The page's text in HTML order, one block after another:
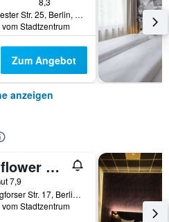
Budapester Str. 25, Berlin, Deutschland
vom Stadtzentrum
Zum Angebot
anzeigen
Sunflower Hostel Berlin
1
7,9
Helsingforser Str. 17, Berlin, Deutschland
vom Stadtzentrum